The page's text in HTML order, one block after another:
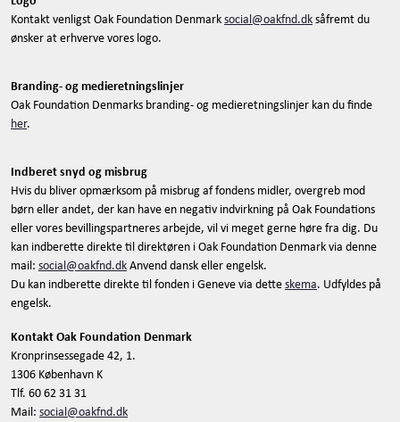
Kontakt venligst Oak Foundation Denmarksocial@oakfnd.dksåfremt du
ønsker at erhverve vores logo.
Branding- og medieretningslinjer
Oak Foundation Denmarks branding- og medieretningslinjer kan du finde
her.
Indberet snyd og misbrug
Hvis du bliver opmærksom på misbrug af fondens midler, overgreb mod
børn eller andet, der kan have en negativ indvirkning på Oak Foundations
eller vores bevillingspartneres arbejde, vil vi meget gerne høre fra dig. Du
kan indberette direkte til direktøren i Oak Foundation Denmark via denne
mail: social@oakfnd.dkAnvend dansk eller engelsk.
Du kan indberette direkte til fonden i Geneve via detteskema. Udfyldes på
engelsk.
Kontakt Oak Foundation Denmark
Kronprinsessegade 42, 1.
1306 København K
Tlf. 60 62 31 31
Mail: social@oakfnd.dk